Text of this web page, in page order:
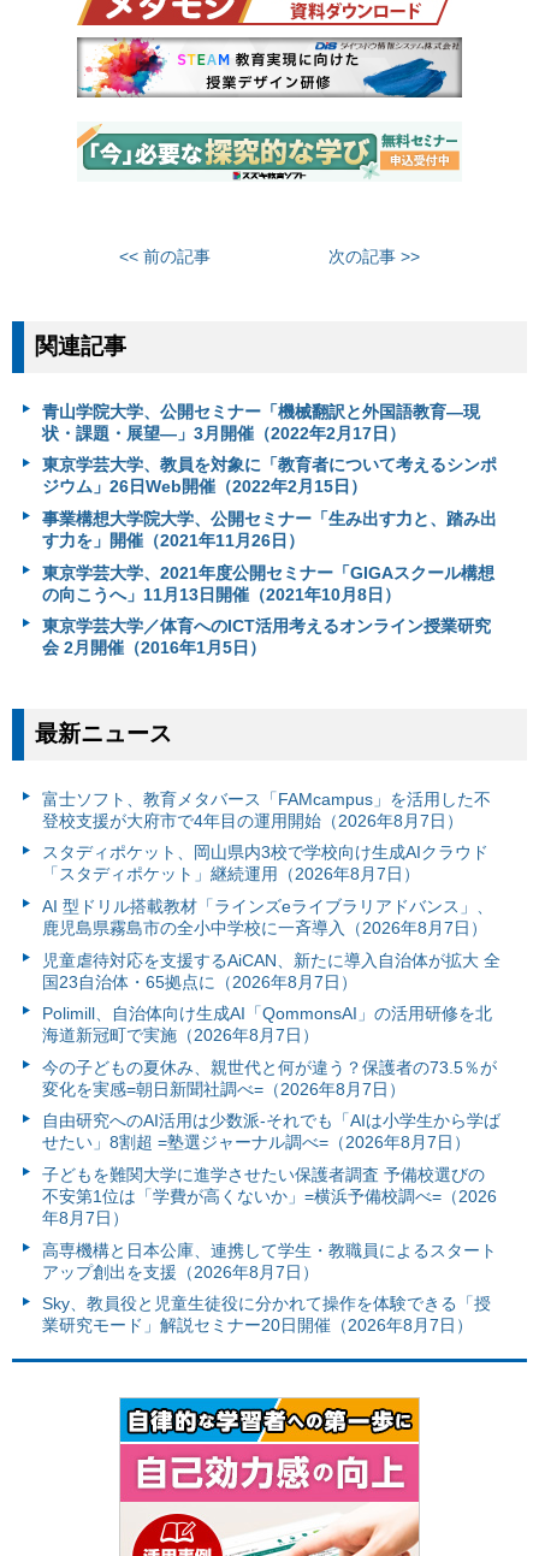
<< 前の記事 次の記事 >>
関連記事
青山学院大学、公開セミナー「機械翻訳と外国語教育―現
状・課題・展望―」3月開催（2022年2月17日）
東京学芸大学、教員を対象に「教育者について考えるシンポ
ジウム」26日Web開催（2022年2月15日）
事業構想大学院大学、公開セミナー「生み出す力と、踏み出
す力を」開催（2021年11月26日）
東京学芸大学、2021年度公開セミナー「GIGAスクール構想
の向こうへ」11月13日開催（2021年10月8日）
東京学芸大学／体育へのICT活用考えるオンライン授業研究
会 2月開催（2016年1月5日）
最新ニュース
富⼠ソフト、教育メタバース「FAMcampus」を活用した不
登校支援が大府市で4年目の運用開始（2026年8月7日）
スタディポケット、岡山県内3校で学校向け生成AIクラウド
「スタディポケット」継続運用（2026年8月7日）
AI 型ドリル搭載教材「ラインズeライブラリアドバンス」、
鹿児島県霧島市の全小中学校に一斉導入（2026年8月7日）
児童虐待対応を支援するAiCAN、新たに導入自治体が拡大 全
国23自治体・65拠点に（2026年8月7日）
Polimill、自治体向け生成AI「QommonsAI」の活用研修を北
海道新冠町で実施（2026年8月7日）
今の子どもの夏休み、親世代と何が違う？保護者の73.5％が
変化を実感=朝日新聞社調べ=（2026年8月7日）
自由研究へのAI活用は少数派-それでも「AIは小学生から学ば
せたい」8割超 =塾選ジャーナル調べ=（2026年8月7日）
子どもを難関大学に進学させたい保護者調査 予備校選びの
不安第1位は「学費が高くないか」=横浜予備校調べ=（2026
年8月7日）
高専機構と日本公庫、連携して学生・教職員によるスタート
アップ創出を支援（2026年8月7日）
Sky、教員役と児童生徒役に分かれて操作を体験できる「授
業研究モード」解説セミナー20日開催（2026年8月7日）